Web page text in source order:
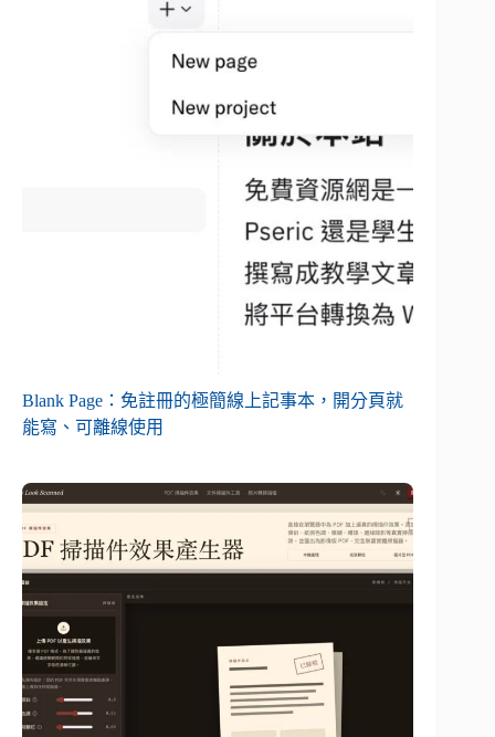
Blank Page：免註冊的極簡線上記事本，開分頁就
能寫、可離線使用